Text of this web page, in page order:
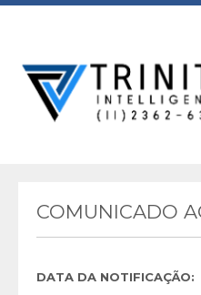
COMUNICADO
DATA DA NOTIFICAÇÃO: